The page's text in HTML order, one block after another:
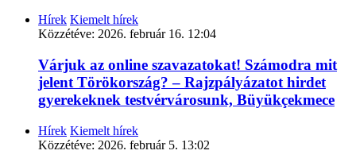
Hírek Kiemelt hírek
Közzétéve: 2026. február 16. 12:04
Várjuk az online szavazatokat! Számodra mit
jelent Törökország? – Rajzpályázatot hirdet
gyerekeknek testvérvárosunk, Büyükçekmece
Hírek Kiemelt hírek
Közzétéve: 2026. február 5. 13:02